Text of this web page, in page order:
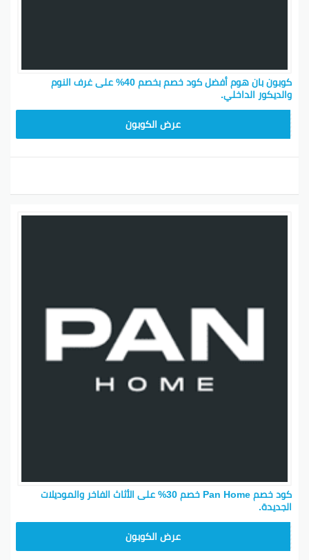
كوبون بان هوم أفضل كود خصم بخصم 40% على غرف النوم
والديكور الداخلي.
عرض الكوبون
كود خصم Pan Home خصم 30% على الأثاث الفاخر والموديلات
الجديدة.
عرض الكوبون